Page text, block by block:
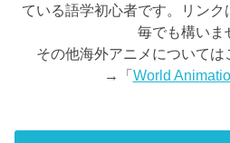
ている語学初心者です。リン
毎でも構いま
その他海外アニメについて
→「World